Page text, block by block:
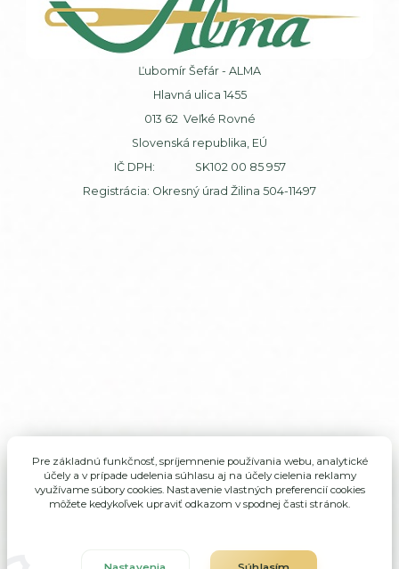
Ľubomír Šefár - ALMA
Hlavná ulica 1455
013 62 Veľké Rovné
Slovenská republika, EÚ
IČ DPH: SK102 00 85 957
Registrácia: Okresný úrad Žilina 504-11497
Pre základnú funkčnosť, spríjemnenie používania webu, analytické
účely a v prípade udelenia súhlasu aj na účely cielenia reklamy
využívame súbory cookies. Nastavenie vlastných preferencií cookies
môžete kedykoľvek upraviť odkazom v spodnej časti stránok.